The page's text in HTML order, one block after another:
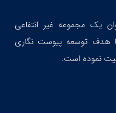
یک مجموعه غیر انتفاعی
هدف توسعه پیوست نگاری